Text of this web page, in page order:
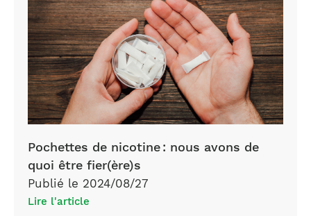
Pochettes de nicotine : nous avons de
quoi être fier(ère)s
Publié le 2024/08/27
Lire l'article